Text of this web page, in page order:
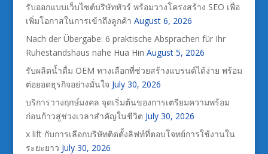
รับออกแบบเว็บไซต์บริษัททัวร์ พร้อมวางโครงสร้าง SEO เพื่อ
เพิ่มโอกาสในการเข้าถึงลูกค้า August 6, 2026
Nach der Übergabe: 6 praktische Absprachen für Ihr
Ruhestandshaus nahe Hua Hin August 5, 2026
รับผลิตน้ำดื่ม OEM ทางเลือกที่ช่วยสร้างแบรนด์ได้ง่าย พร้อม
ต่อยอดธุรกิจอย่างมั่นใจ July 30, 2026
บริการวางฤกษ์มงคล จุดเริ่มต้นของการเตรียมความพร้อม
ก่อนก้าวสู่ช่วงเวลาสำคัญในชีวิต July 30, 2026
x lift กับการเลือกบริษัทติดตั้งลิฟท์ที่ตอบโจทย์การใช้งานใน
ระยะยาว July 30, 2026